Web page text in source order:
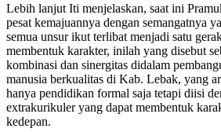
Lebih lanjut Iti menjelaskan, saat ini
pesat kemajuannya dengan semangatnya
semua unsur ikut terlibat menjadi satu
membentuk karakter, inilah yang disebut
kombinasi dan sinergitas didalam
manusia berkualitas di Kab. Lebak, yang
hanya pendidikan formal saja tetapi diisi
extrakurikuler yang dapat membentuk
kedepan.